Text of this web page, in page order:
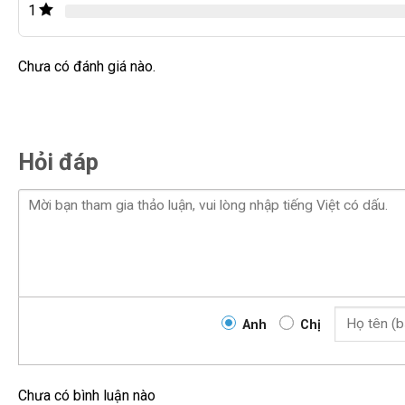
lái và bóng bi LED hiện đại, GTR AFS PRO 2024 mang
1
Chưa có đánh giá nào.
Hỏi đáp
Anh Chị
Chưa có bình luận nào